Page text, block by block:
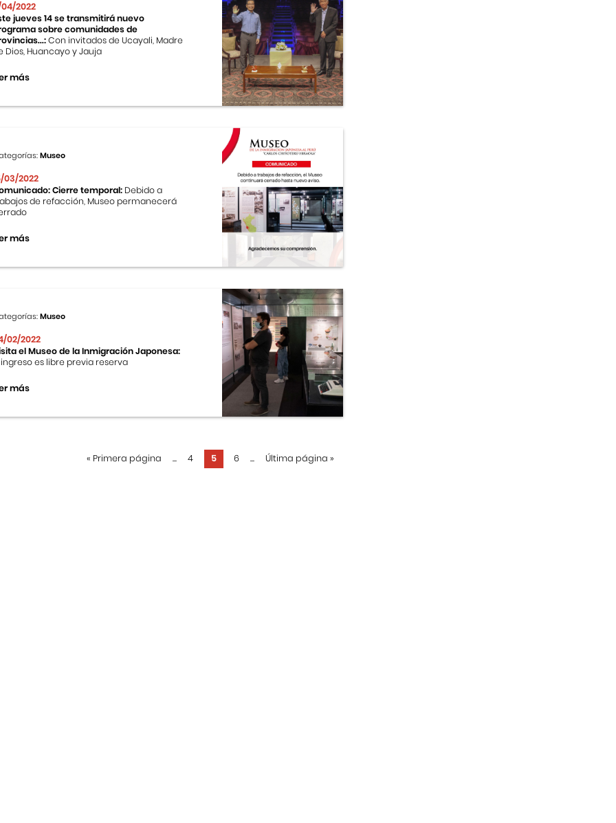
04/2022
jueves 14 se transmitirá nuevo
sobre comunidades de
Con invitados de Ucayali, Madre
Dios, Huancayo y Jauja
más
Museo
03/2022
Cierre temporal: Debido a
de refacción, Museo permanecerá
más
Museo
02/2022
el Museo de la Inmigración Japonesa:
ingreso es libre previa reserva
más
« Primera página ... 4 5 6 ... Última página »